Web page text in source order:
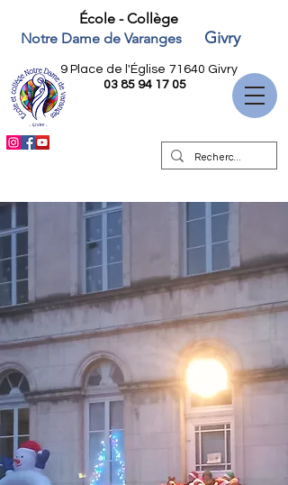
École - Collège
Notre Dame de Varanges
Givry
9 Place de l'Église 71640 Givry
03 85 94 17 05